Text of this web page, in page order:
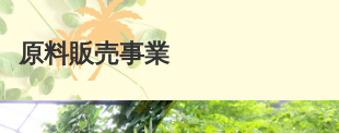
原料販売事業